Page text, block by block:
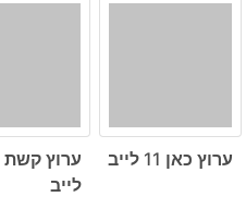
ערוץ כאן 11 לייב
לייב